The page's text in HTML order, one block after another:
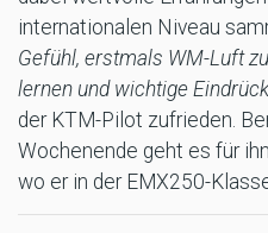
internationalen Niveau
Gefühl, erstmals WM-Luft
lernen und wichtige
der KTM-Pilot zufrieden.
Wochenende geht es für
wo er in der EMX250-